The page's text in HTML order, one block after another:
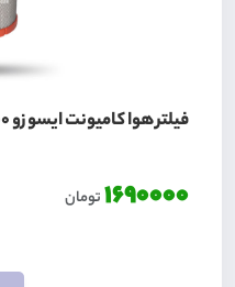
فیلتر هوا کامیونت ایسوزو P700 شکری SHA543614
1690000تومان